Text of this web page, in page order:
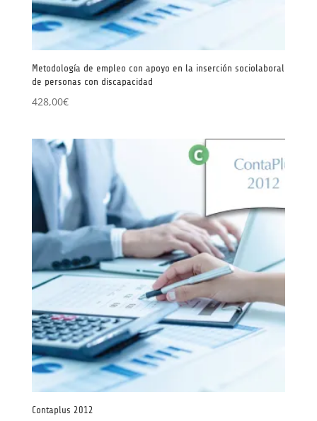
Metodología de empleo con apoyo en la inserción sociolaboral
de personas con discapacidad
428,00€
Contaplus 2012